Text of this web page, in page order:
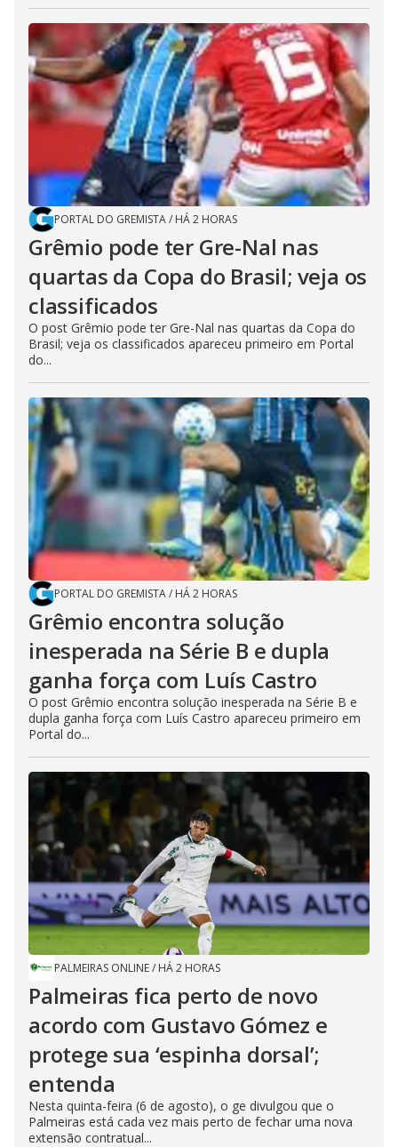
PORTAL DO GREMISTA/ HÁ 2 HORAS
Grêmio pode ter Gre-Nal nas
quartas da Copa do Brasil; veja os
classificados
O post Grêmio pode ter Gre-Nal nas quartas da Copa do
Brasil; veja os classificados apareceu primeiro em Portal
do...
PORTAL DO GREMISTA/ HÁ 2 HORAS
Grêmio encontra solução
inesperada na Série B e dupla
ganha força com Luís Castro
O post Grêmio encontra solução inesperada na Série B e
dupla ganha força com Luís Castro apareceu primeiro em
Portal do...
PALMEIRAS ONLINE/ HÁ 2 HORAS
Palmeiras fica perto de novo
acordo com Gustavo Gómez e
protege sua ‘espinha dorsal’;
entenda
Nesta quinta-feira (6 de agosto), o ge divulgou que o
Palmeiras está cada vez mais perto de fechar uma nova
extensão contratual...